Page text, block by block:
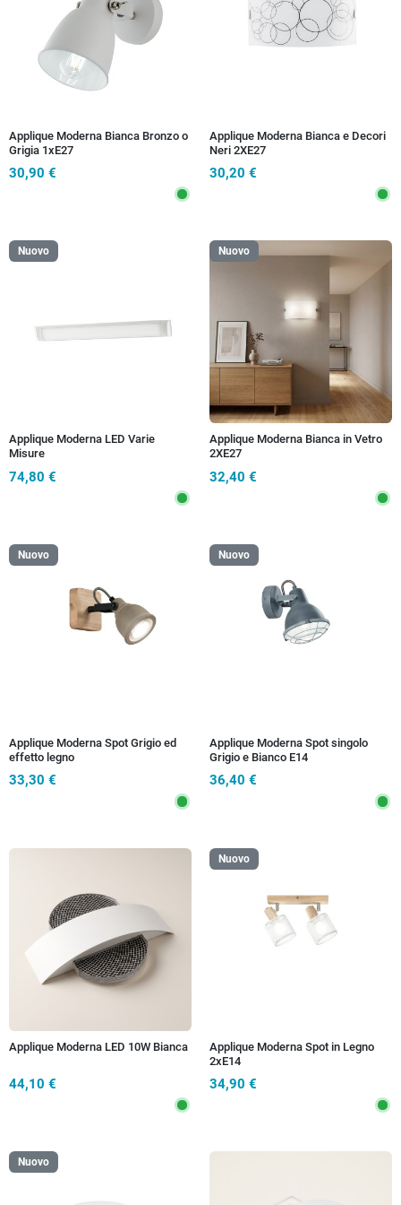
Applique Moderna Bianca Bronzo o
Grigia 1xE27
30,90 €
Applique Moderna Bianca e Decori
Neri 2XE27
30,20 €
Nuovo
Applique Moderna LED Varie
Misure
74,80 €
Nuovo
Applique Moderna Bianca in Vetro
2XE27
32,40 €
Nuovo
Applique Moderna Spot Grigio ed
effetto legno
33,30 €
Nuovo
Applique Moderna Spot singolo
Grigio e Bianco E14
36,40 €
Applique Moderna LED 10W Bianca
44,10 €
Nuovo
Applique Moderna Spot in Legno
2xE14
34,90 €
Nuovo